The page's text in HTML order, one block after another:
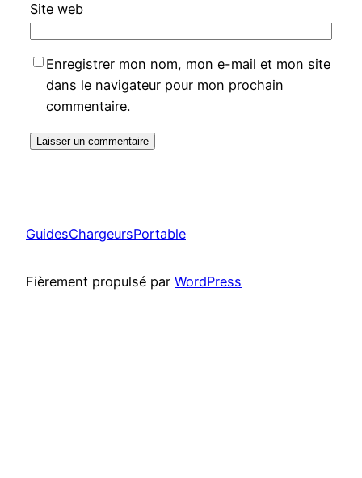
Site web
Enregistrer mon nom, mon e-mail et mon site
dans le navigateur pour mon prochain
commentaire.
GuidesChargeursPortable
Fièrement propulsé par WordPress